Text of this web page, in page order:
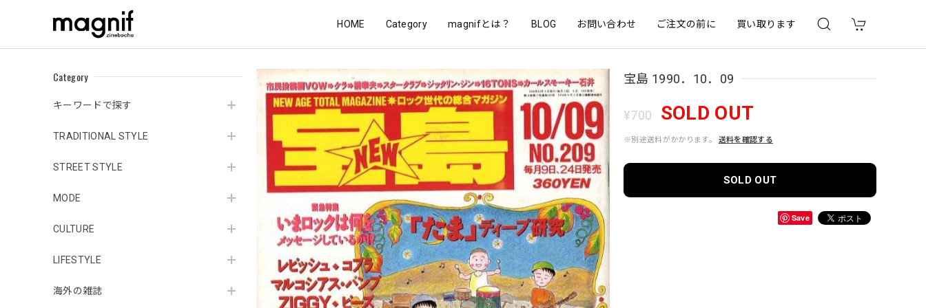
HOME Category magnifとは？ BLOG お問い合わせ ご注文の前に 買い取ります
Category
キーワードで探す
TRADITIONAL STYLE
STREET STYLE
MODE
CULTURE
LIFESTYLE
海外の雑誌
宝島 1990．10．09
¥700 SOLD OUT
※別途送料がかかります。 送料を確認する
SOLD OUT
Save